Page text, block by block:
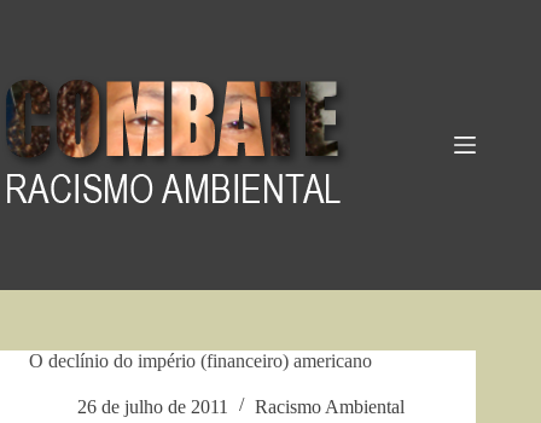
O declínio do império (financeiro) americano
26 de julho de 2011 Racismo Ambiental